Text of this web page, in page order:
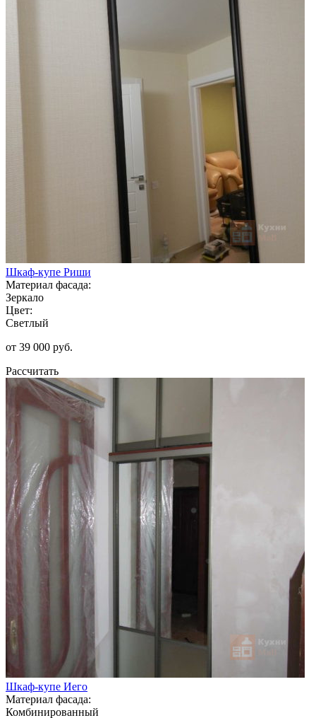
Шкаф-купе Риши
Материал фасада:
Зеркало
Цвет:
Светлый
от 39 000 руб.
Рассчитать
Шкаф-купе Иего
Материал фасада:
Комбинированный